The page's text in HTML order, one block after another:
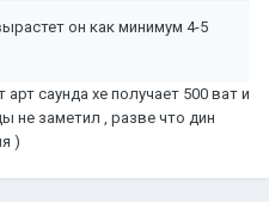
он как минимум 4-5
саунда хе получает 500 ват и
не заметил , разве что дин
)